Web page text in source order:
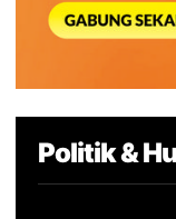
Politik &